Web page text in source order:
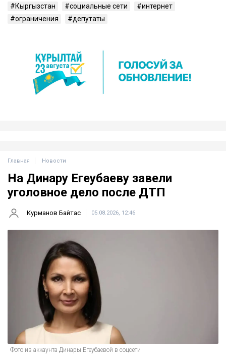
Кыргызстан социальные сети
интернет
ограничения
депутаты
Главная Новости
На Динару Егеубаеву завели
уголовное дело после ДТП
Курманов Байтас 05.08.2026, 12:46
Фото из аккаунта Динары Егеубаевой в соцсети